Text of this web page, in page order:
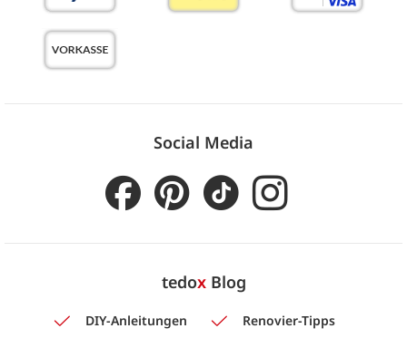
Social Media
tedoxBlog
DIY-Anleitungen
Renovier-Tipps